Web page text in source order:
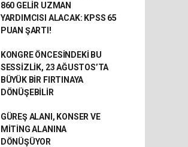
860 GELİR UZMAN
YARDIMCISI ALACAK: KPSS 65
PUAN ŞARTI!
KONGRE ÖNCESİNDEKİ BU
SESSİZLİK, 23 AĞUSTOS’TA
BÜYÜK BİR FIRTINAYA
DÖNÜŞEBİLİR
GÜREŞ ALANI, KONSER VE
MİTİNG ALANINA
DÖNÜŞÜYOR